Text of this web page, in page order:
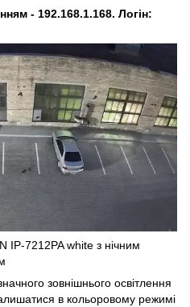
- 192.168.1.168. Логін:
IP-7212PA white з нічним
зовнішнього освітлення
в кольоровому режимі